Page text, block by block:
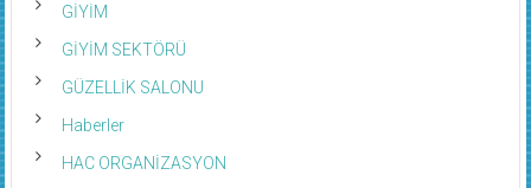
GİYİM
GİYİM SEKTÖRÜ
GÜZELLİK SALONU
Haberler
HAC ORGANİZASYON